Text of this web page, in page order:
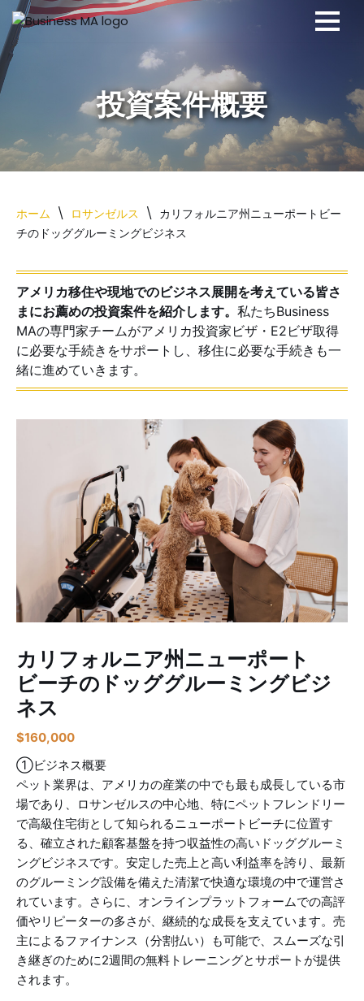
コ
へ
プ
ホーム \ ロサンゼルス \ カリフォルニア州ニューポートビー
チのドッググルーミングビジネス
アメリカ移住や現地でのビジネス展開を考えている皆さ
まにお薦めの投資案件を紹介します。 私たちBusiness
MAの専門家チームがアメリカ投資家ビザ・E2ビザ取得
に必要な手続きをサポートし、移住に必要な手続きも一
緒に進めていきます。
カリフォルニア州ニューポート
ビーチのドッググルーミングビジ
ネス
$160,000
①ビジネス概要
ペット業界は、アメリカの産業の中でも最も成長している市
場であり、ロサンゼルスの中心地、特にペットフレンドリー
で高級住宅街として知られるニューポートビーチに位置す
る、確立された顧客基盤を持つ収益性の高いドッググルーミ
ングビジネスです。安定した売上と高い利益率を誇り、最新
のグルーミング設備を備えた清潔で快適な環境の中で運営さ
れています。さらに、オンラインプラットフォームでの高評
価やリピーターの多さが、継続的な成長を支えています。売
主によるファイナンス（分割払い）も可能で、スムーズな引
き継ぎのために2週間の無料トレーニングとサポートが提供
されます。